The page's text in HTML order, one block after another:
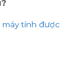
máy tính được